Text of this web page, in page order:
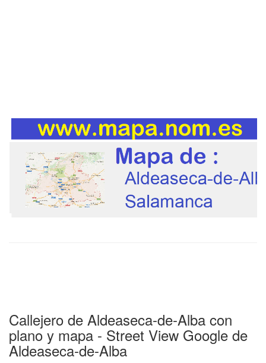
Callejero de Aldeaseca-de-Alba con
plano y mapa - Street View Google de
Aldeaseca-de-Alba